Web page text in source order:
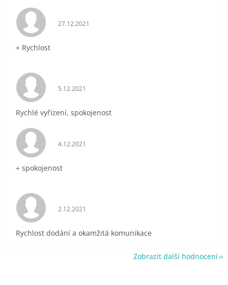
Hodnocení obchodu je 5 z 5 hvězdiček.
27.12.2021
+ Rychlost
Hodnocení obchodu je 5 z 5 hvězdiček.
5.12.2021
Rychlé vyřízení, spokojenost
Hodnocení obchodu je 5 z 5 hvězdiček.
4.12.2021
+ spokojenost
Hodnocení obchodu je 5 z 5 hvězdiček.
2.12.2021
Rychlost dodání a okamžitá komunikace
Zobrazit další hodnocení